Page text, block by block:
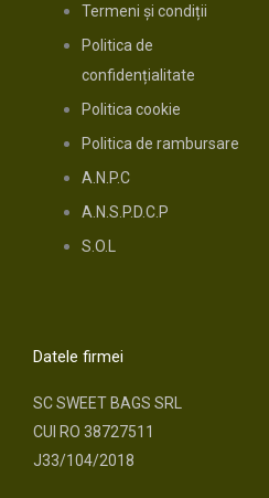
Termeni și condiții
Politica de
confidențialitate
Politica cookie
Politica de rambursare
A.N.P.C
A.N.S.P.D.C.P
S.O.L
Datele firmei
SC SWEET BAGS SRL
CUI RO 38727511
J33/104/2018